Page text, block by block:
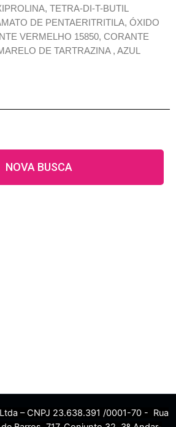
TETRA-DI-T-BUTIL
DE PENTAERITRITILA, ÓXIDO
VERMELHO 15850, CORANTE
DE TARTRAZINA , AZUL
NOVA BUSCA
– CNPJ 23.638.391 /0001-70 - Rua